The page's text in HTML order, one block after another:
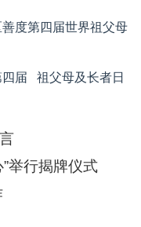
度第四届世界祖父母
届 祖父母及长者日
举行揭牌仪式